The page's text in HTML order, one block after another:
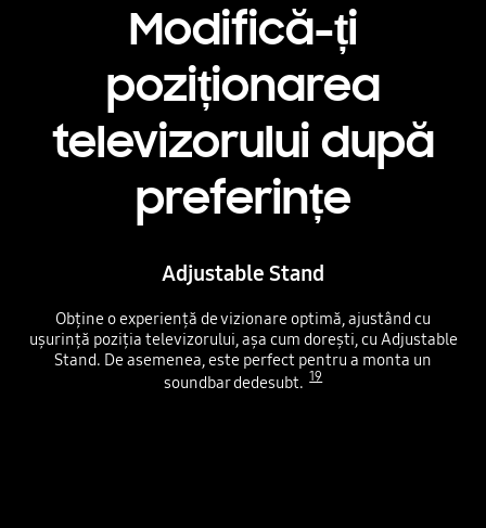
Modifică-ți
poziționarea
televizorului după
preferințe
Adjustable Stand
Obține o experiență de vizionare optimă, ajustând cu
ușurință poziția televizorului, așa cum dorești, cu Adjustable
Stand. De asemenea, este perfect pentru a monta un
soundbar dedesubt. 19